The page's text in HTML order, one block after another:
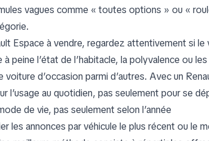
vagues comme « toutes options » ou «
Espace à vendre, regardez attentivement si
peine l’état de l’habitacle, la polyvalence ou
d’occasion parmi d’autres. Avec un
l’usage au quotidien, pas seulement pour se
de vie, pas seulement selon l’année
les annonces par véhicule le plus récent ou le